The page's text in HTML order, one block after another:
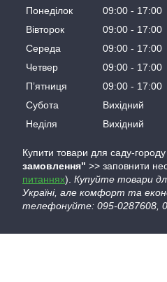
Понеділок 09:00
17:00
Вівторок
09:00
17:00
Середа
09:00
17:00
Четвер
09:00
17:00
Пʼятниця
09:00
17:00
Субота
Вихідний
Неділя
Вихідний
Купити товари для саду-
замовлення" >> заповнити
питаннях). Купуйте товари
Україні, але комфорт та
телефонуйте: 095-0287608,